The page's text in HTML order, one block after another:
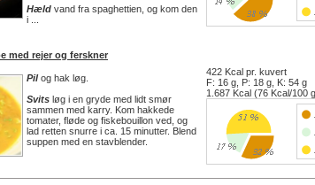
Hæld vand fra spaghettien, og kom den
i ...
med rejer og ferskner
Pilog hak løg.
Svits løg i en gryde med lidt smør
sammen med karry. Kom hakkede
tomater, fløde og fiskebouillon ved, og
lad retten snurre i ca. 15 minutter. Blend
suppen med en stavblender.
422 Kcal pr. kuvert
F: 16 g, P: 18 g, K: 54 g
1.687 Kcal (76 Kcal/100